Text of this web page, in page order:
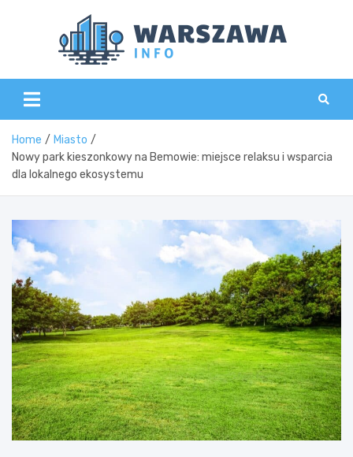
Home
Miasto
Nowy park kieszonkowy na Bemowie: miejsce relaksu i wsparcia
dla lokalnego ekosystemu